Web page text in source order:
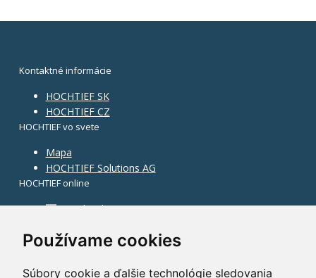
Používame cookies
Súbory cookie a ďalšie technológie sledovania
Kontaktné informácie
HOCHTIEF SK
HOCHTIEF CZ
HOCHTIEF vo svete
Mapa
HOCHTIEF Solutions AG
HOCHTIEF online
Facebook